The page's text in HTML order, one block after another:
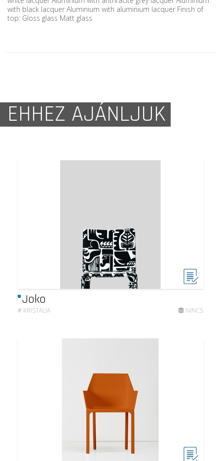
with black lacquer Aluminium with aluminium lacquer Finish of
top: Gloss glass Matt glass
EHHEZ AJÁNLJUK
Joko
# KRISTALIA NINCS